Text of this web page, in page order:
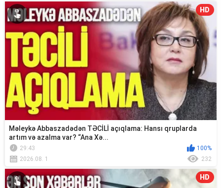
HD
Məleykə Abbaszadədən TƏCİLİ açıqlama: Hansı qruplarda
artım və azalma var? “Ana Xə...
29:43
100%
2026.08. 1
232
HD